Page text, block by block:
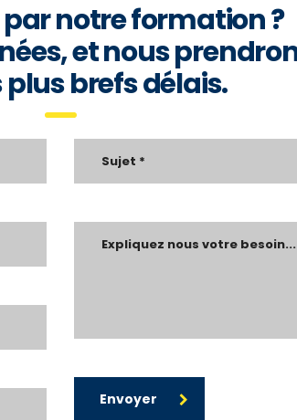
notre formation ?
et nous
plus brefs délais.
Envoyer